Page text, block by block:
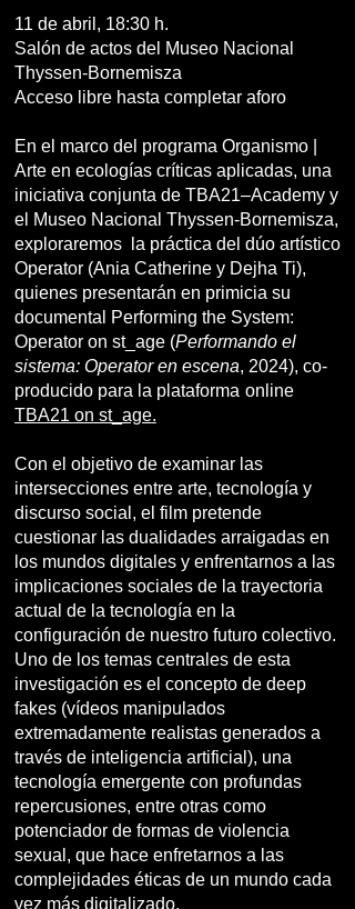
11 de abril, 18:30 h.
Salón de actos del Museo Nacional
Thyssen-Bornemisza
Acceso libre hasta completar aforo
En el marco del programa Organismo |
Arte en ecologías críticas aplicadas, una
iniciativa conjunta de TBA21–Academy y
el Museo Nacional Thyssen-Bornemisza,
exploraremos la práctica del dúo artístico
Operator (Ania Catherine y Dejha Ti),
quienes presentarán en primicia su
documental Performing the System:
Operator on st_age (Performando el
sistema: Operator en escena, 2024), co-
producido para la plataforma online
TBA21 on st_age.
Con el objetivo de examinar las
intersecciones entre arte, tecnología y
discurso social, el film pretende
cuestionar las dualidades arraigadas en
los mundos digitales y enfrentarnos a las
implicaciones sociales de la trayectoria
actual de la tecnología en la
configuración de nuestro futuro colectivo.
Uno de los temas centrales de esta
investigación es el concepto de deep
fakes (vídeos manipulados
extremadamente realistas generados a
través de inteligencia artificial), una
tecnología emergente con profundas
repercusiones, entre otras como
potenciador de formas de violencia
sexual, que hace enfretarnos a las
complejidades éticas de un mundo cada
vez más digitalizado.